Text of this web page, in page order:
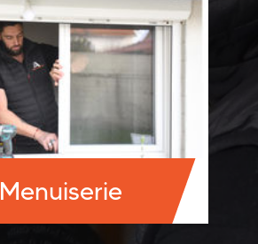
Menuiserie